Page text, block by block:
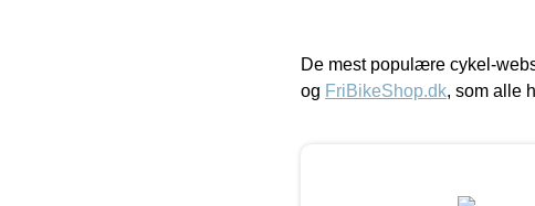
De mest populære cykel-
og FriBikeShop.dk, som alle